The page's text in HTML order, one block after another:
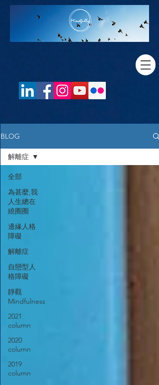
BLOG
全部
為甚麼,我
人生總在
繞圈圈
邊緣人格
障礙
解離症
自戀型人
格障礙
靜觀
Mindfulness
2021
column
2020
column
2019
column
解離症